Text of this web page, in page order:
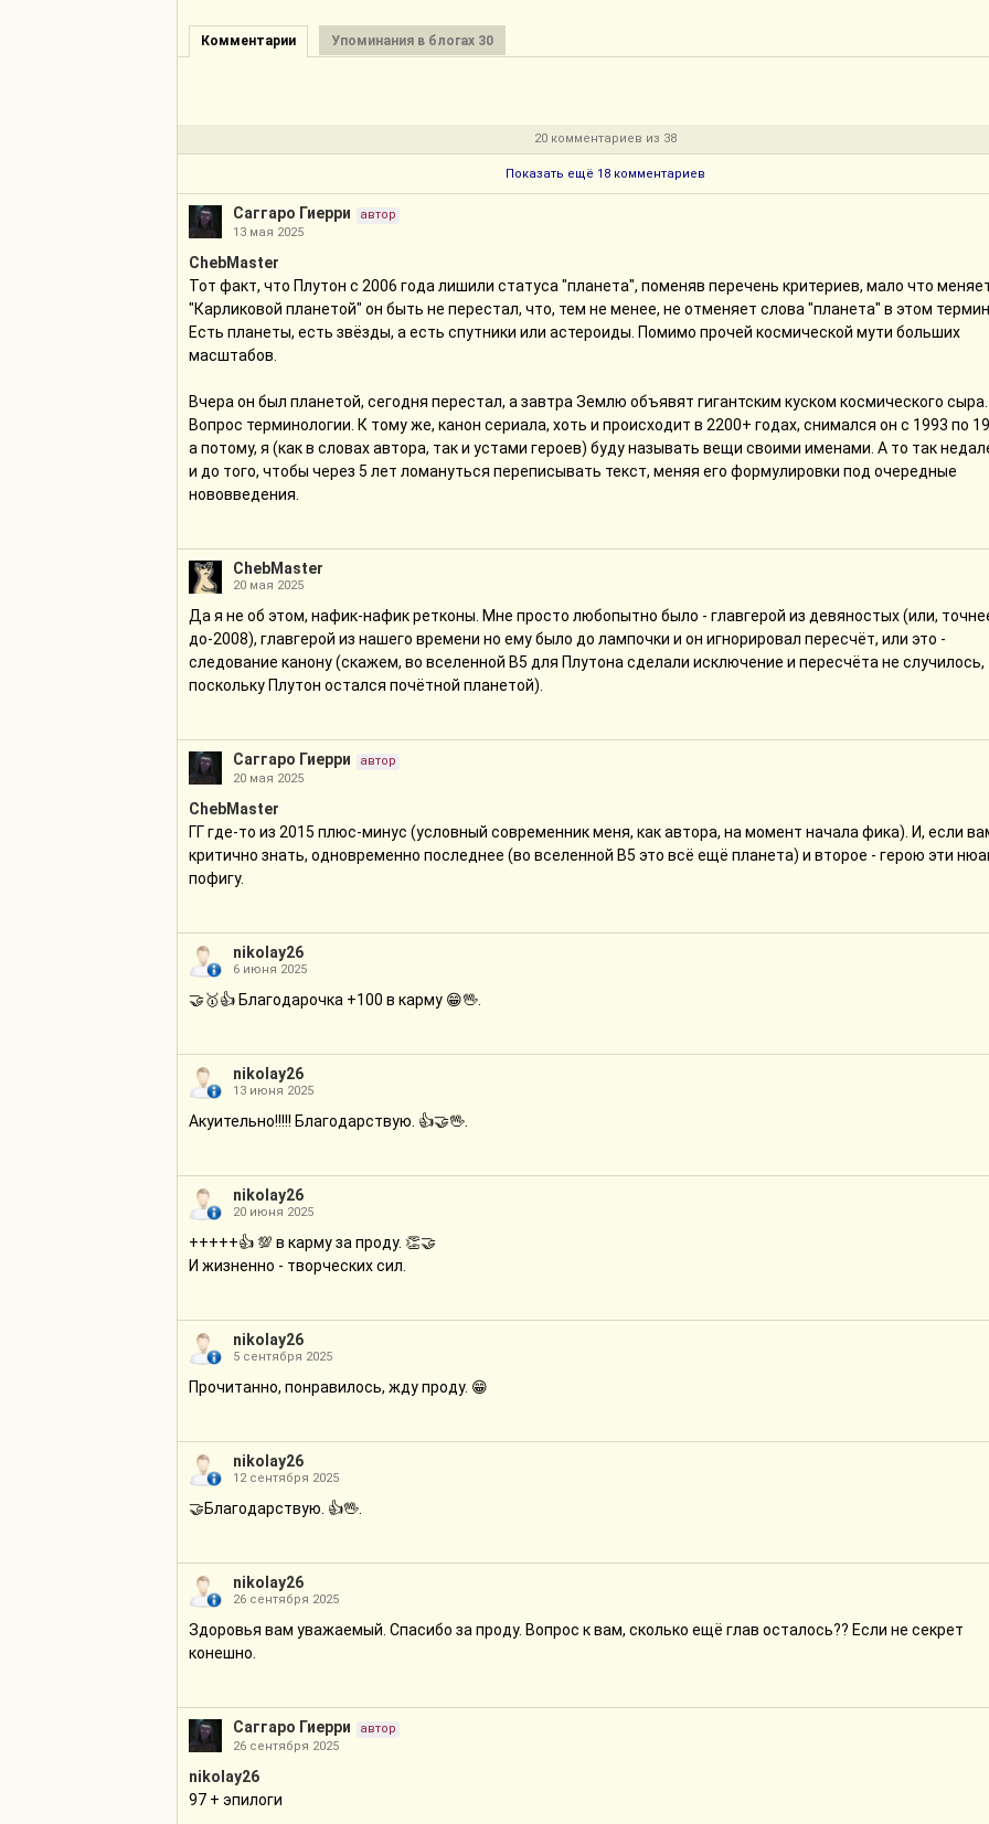
Комментарии Упоминания в блогах 30
20 комментариев из 38
Показать ещё 18 комментариев
Саггаро Гиерри
автор
13 мая 2025
ChebMaster
Тот факт, что Плутон с 2006 года лишили статуса "планета", поменяв перечень критериев, мало что
"Карликовой планетой" он быть не перестал, что, тем не менее, не отменяет слова "планета" в этом
Есть планеты, есть звёзды, а есть спутники или астероиды. Помимо прочей космической мути больших
масштабов.
Вчера он был планетой, сегодня перестал, а завтра Землю объявят гигантским куском космического сыра.
Вопрос терминологии. К тому же, канон сериала, хоть и происходит в 2200+ годах, снимался он с 1993 по
а потому, я (как в словах автора, так и устами героев) буду называть вещи своими именами. А то так
и до того, чтобы через 5 лет ломануться переписывать текст, меняя его формулировки под очередные
нововведения.
ChebMaster
20 мая 2025
Да я не об этом, нафик-нафик ретконы. Мне просто любопытно было - главгерой из девяностых (или,
до-2008), главгерой из нашего времени но ему было до лампочки и он игнорировал пересчёт, или это -
следование канону (скажем, во вселенной В5 для Плутона сделали исключение и пересчёта не случилось,
поскольку Плутон остался почётной планетой).
Саггаро Гиерри
автор
20 мая 2025
ChebMaster
ГГ где-то из 2015 плюс-минус (условный современник меня, как автора, на момент начала фика). И, если
критично знать, одновременно последнее (во вселенной В5 это всё ещё планета) и второе - герою эти
пофигу.
nikolay26
6 июня 2025
🤝🥇👍 Благодарочка +100 в карму 😁🖖.
nikolay26
13 июня 2025
Акуительно!!!!! Благодарствую. 👍🤝🖖.
nikolay26
20 июня 2025
+++++👍 💯 в карму за проду. 👏🤝
И жизненно - творческих сил.
nikolay26
5 сентября 2025
Прочитанно, понравилось, жду проду. 😁
nikolay26
12 сентября 2025
🤝Благодарствую. 👍🖖.
nikolay26
26 сентября 2025
Здоровья вам уважаемый. Спасибо за проду. Вопрос к вам, сколько ещё глав осталось?? Если не секрет
конешно.
Саггаро Гиерри
автор
26 сентября 2025
nikolay26
97 + эпилоги